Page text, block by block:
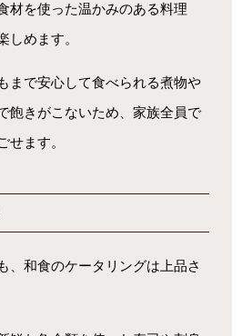
材を使った温かみのある料理
しめます。
まで安心して食べられる煮物や
飽きがこないため、家族全員で
せます。
、和食のケータリングは上品さ